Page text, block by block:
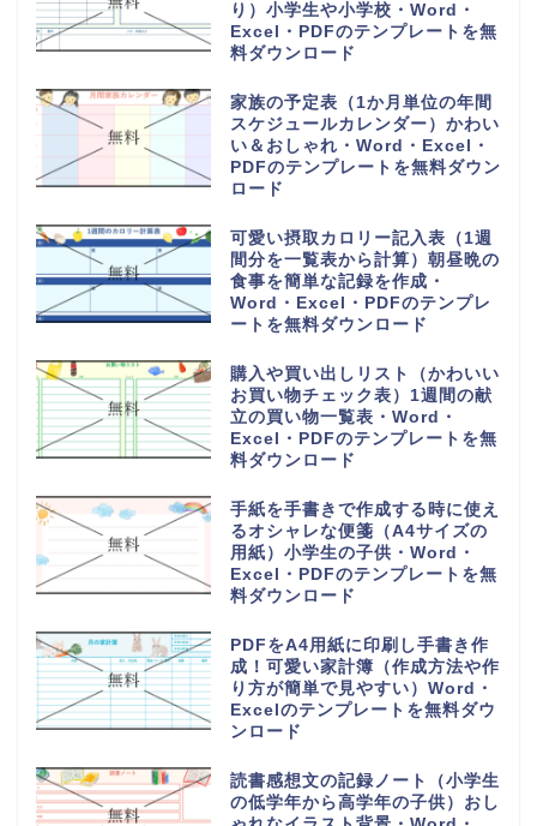
り）小学生や小学校・Word・
Excel・PDFのテンプレートを無
料ダウンロード
家族の予定表（1か月単位の年間
スケジュールカレンダー）かわい
い＆おしゃれ・Word・Excel・
PDFのテンプレートを無料ダウン
ロード
可愛い摂取カロリー記入表（1週
間分を一覧表から計算）朝昼晩の
食事を簡単な記録を作成・
Word・Excel・PDFのテンプレ
ートを無料ダウンロード
購入や買い出しリスト（かわいい
お買い物チェック表）1週間の献
立の買い物一覧表・Word・
Excel・PDFのテンプレートを無
料ダウンロード
手紙を手書きで作成する時に使え
るオシャレな便箋（A4サイズの
用紙）小学生の子供・Word・
Excel・PDFのテンプレートを無
料ダウンロード
PDFをA4用紙に印刷し手書き作
成！可愛い家計簿（作成方法や作
り方が簡単で見やすい）Word・
Excelのテンプレートを無料ダウ
ンロード
読書感想文の記録ノート（小学生
の低学年から高学年の子供）おし